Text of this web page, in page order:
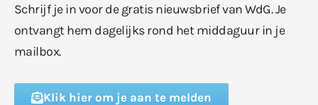
Schrijf je in voor de gratis nieuwsbrief van WdG. Je
ontvangt hem dagelijks rond het middaguur in je
mailbox.
Klik hier om je aan te melden